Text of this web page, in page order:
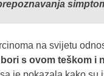
na svijetu
s ovom teškom i